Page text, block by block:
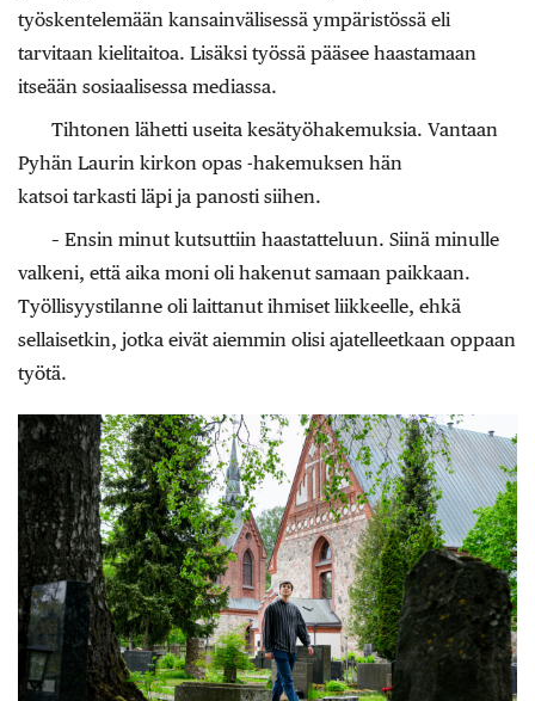
työskentelemään kansainvälisessä ympäristössä eli
tarvitaan kielitaitoa. Lisäksi työssä pääsee haastamaan
itseään sosiaalisessa mediassa.
Tihtonen lähetti useita kesätyöhakemuksia. Vantaan
Pyhän Laurin kirkon opas -hakemuksen hän
katsoi tarkasti läpi ja panosti siihen.
– Ensin minut kutsuttiin haastatteluun. Siinä minulle
valkeni, että aika moni oli hakenut samaan paikkaan.
Työllisyystilanne oli laittanut ihmiset liikkeelle, ehkä
sellaisetkin, jotka eivät aiemmin olisi ajatelleetkaan oppaan
työtä.